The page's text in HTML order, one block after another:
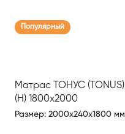
Популярный
Матрас ТОНУС (TONUS)
(Н) 1800х2000
Размер: 2000x240x1800 мм